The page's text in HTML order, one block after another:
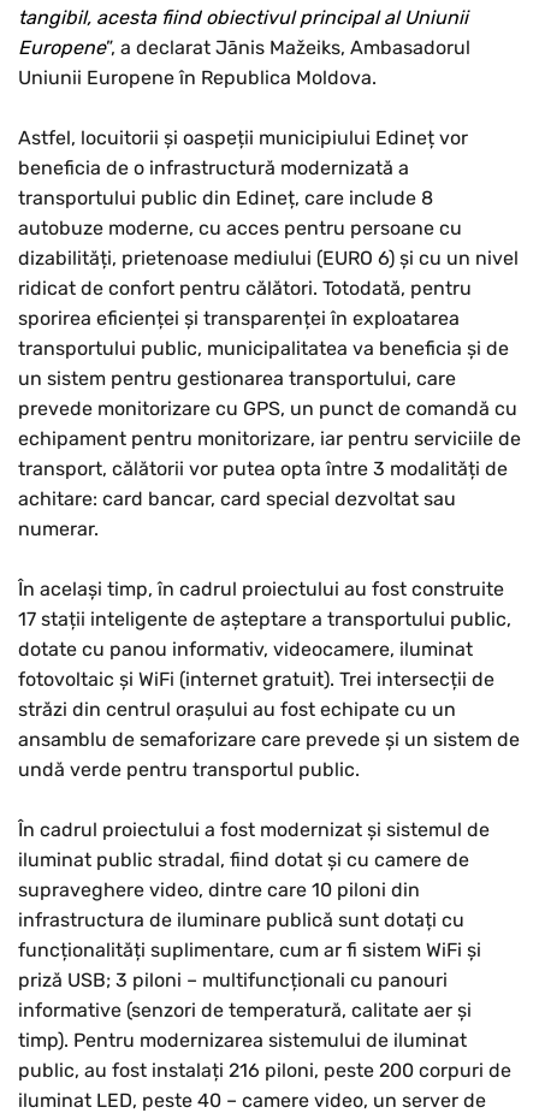
tangibil, acesta fiind obiectivul principal al Uniunii
Europene”, a declarat Jānis Mažeiks, Ambasadorul
Uniunii Europene în Republica Moldova.
Astfel, locuitorii și oaspeții municipiului Edineț vor
beneficia de o infrastructură modernizată a
transportului public din Edineț, care include 8
autobuze moderne, cu acces pentru persoane cu
dizabilități, prietenoase mediului (EURO 6) și cu un nivel
ridicat de confort pentru călători. Totodată, pentru
sporirea eficienței și transparenței în exploatarea
transportului public, municipalitatea va beneficia și de
un sistem pentru gestionarea transportului, care
prevede monitorizare cu GPS, un punct de comandă cu
echipament pentru monitorizare, iar pentru serviciile de
transport, călătorii vor putea opta între 3 modalități de
achitare: card bancar, card special dezvoltat sau
numerar.
În același timp, în cadrul proiectului au fost construite
17 stații inteligente de așteptare a transportului public,
dotate cu panou informativ, videocamere, iluminat
fotovoltaic și WiFi (internet gratuit). Trei intersecții de
străzi din centrul orașului au fost echipate cu un
ansamblu de semaforizare care prevede și un sistem de
undă verde pentru transportul public.
În cadrul proiectului a fost modernizat și sistemul de
iluminat public stradal, fiind dotat și cu camere de
supraveghere video, dintre care 10 piloni din
infrastructura de iluminare publică sunt dotați cu
funcționalități suplimentare, cum ar fi sistem WiFi și
priză USB; 3 piloni – multifuncționali cu panouri
informative (senzori de temperatură, calitate aer și
timp). Pentru modernizarea sistemului de iluminat
public, au fost instalați 216 piloni, peste 200 corpuri de
iluminat LED, peste 40 – camere video, un server de